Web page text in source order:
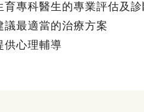
育專科醫生的專業評估及診
議最適當的治療方案
供心理輔導